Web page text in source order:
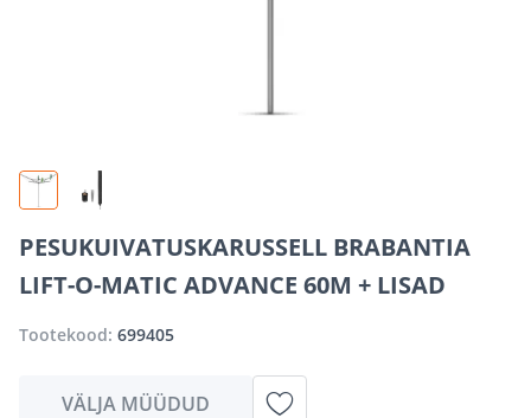
PESUKUIVATUSKARUSSELL BRABANTIA
LIFT-O-MATIC ADVANCE 60M + LISAD
Tootekood: 699405
VÄLJA MÜÜDUD